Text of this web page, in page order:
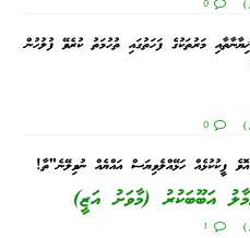
މަރުތަކުގެ ފަހަތުގައި ތުހުމަތު ކުރެވޭ ފުލުހުން
0
ފީކުކުޅެއް ހަޅޭއްލެވިޔަސް އައްޔެއް ނުވިލޭނެ"ތާ!
އަބޫބަކުރު (މާވަށު އަޒީ)
1